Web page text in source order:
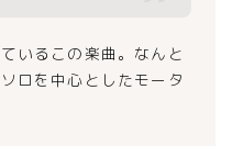
いるこの楽曲。なんと
ロを中心としたモータ